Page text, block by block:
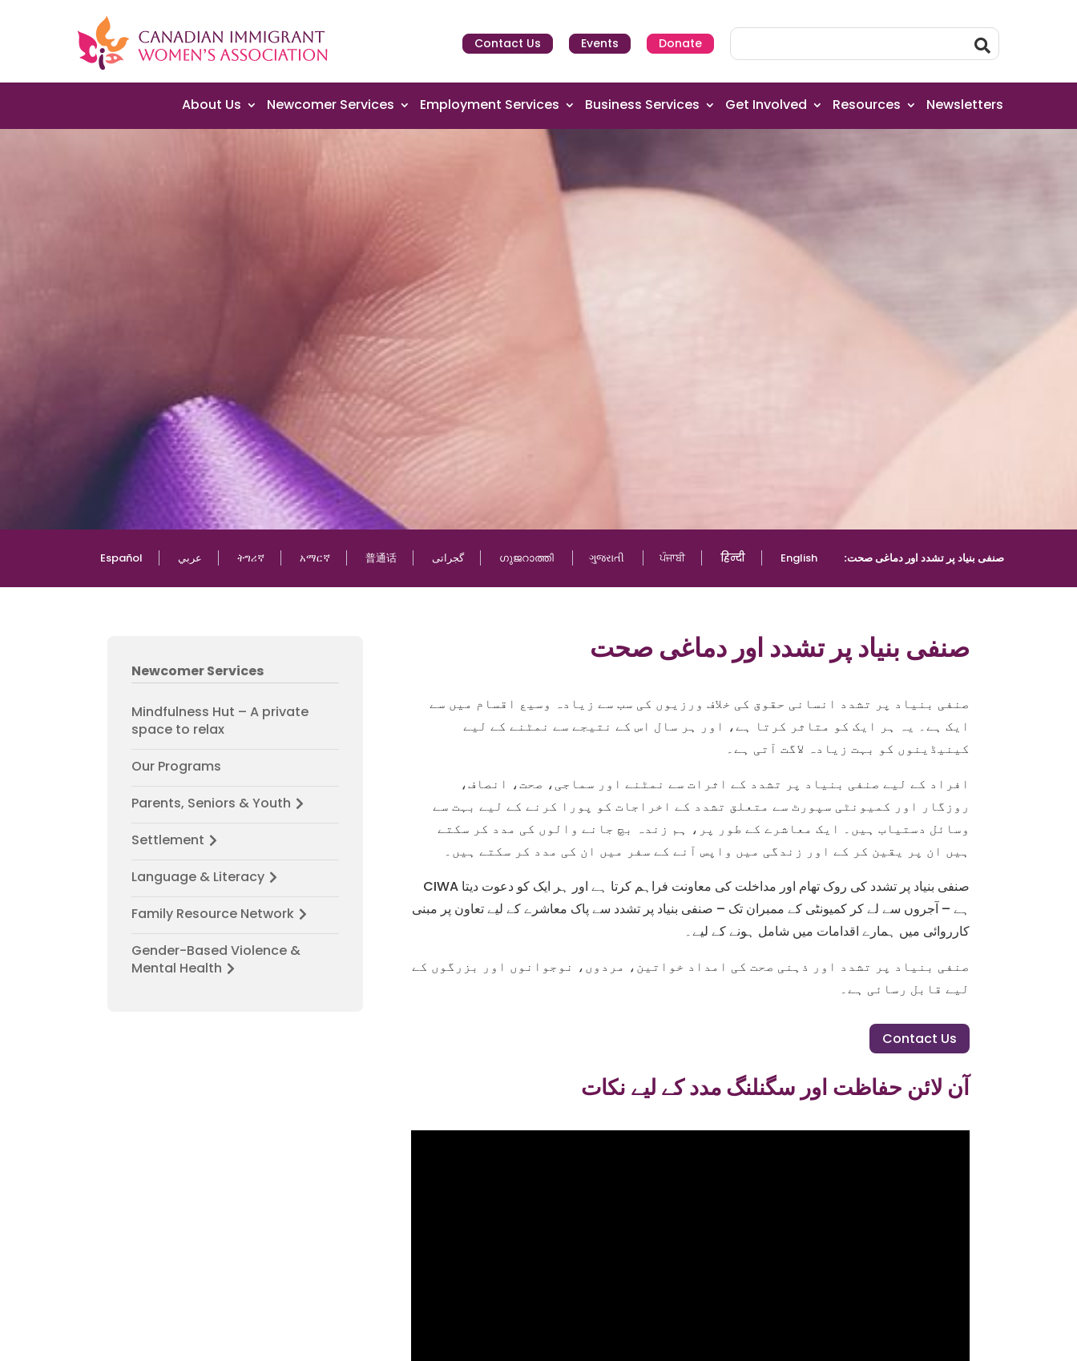
Contact Us Events Donate
About Us Newcomer Services Employment Services Business Services Get Involved Resources Newsletters
Español عربي ትግሪኛ አማርኛ 普通话 گجراتی ഗുജറാത്തി ગુજરાતી ਪੰਜਾਬੀ हिन्दी English :صنفی بنیاد پر تشدد اور دماغی صحت
Newcomer Services
Mindfulness Hut – A private
space to relax
Our Programs
Parents, Seniors & Youth
Settlement
Language & Literacy
Family Resource Network
Gender-Based Violence &
Mental Health
صنفی بنیاد پر تشدد اور دماغی صحت
صنفی بنیاد پر تشدد انسانی حقوق کی خلاف ورزیوں کی سب سے زیادہ وسیع اقسام میں سے
ایک ہے۔ یہ ہر ایک کو متاثر کرتا ہے، اور ہر سال اس کے نتیجے سے نمٹنے کے لیے
کینیڈینوں کو بہت زیادہ لاگت آتی ہے۔
افراد کے لیے صنفی بنیاد پر تشدد کے اثرات سے نمٹنے اور سماجی، صحت، انصاف،
روزگار اور کمیونٹی سپورٹ سے متعلق تشدد کے اخراجات کو پورا کرنے کے لیے بہت سے
وسائل دستیاب ہیں۔ ایک معاشرے کے طور پر، ہم زندہ بچ جانے والوں کی مدد کر سکتے
ہیں ان پر یقین کر کے اور زندگی میں واپس آنے کے سفر میں ان کی مدد کر سکتے ہیں۔
CIWA صنفی بنیاد پر تشدد کی روک تھام اور مداخلت کی معاونت فراہم کرتا ہے اور ہر ایک کو دعوت دیتا
ہے – آجروں سے لے کر کمیونٹی کے ممبران تک – صنفی بنیاد پر تشدد سے پاک معاشرے کے لیے تعاون پر مبنی
کارروائی میں ہمارے اقدامات میں شامل ہونے کے لیے۔
صنفی بنیاد پر تشدد اور ذہنی صحت کی امداد خواتین، مردوں، نوجوانوں اور بزرگوں کے
لیے قابل رسائی ہے۔
Contact Us
آن لائن حفاظت اور سگنلنگ مدد کے لیے نکات